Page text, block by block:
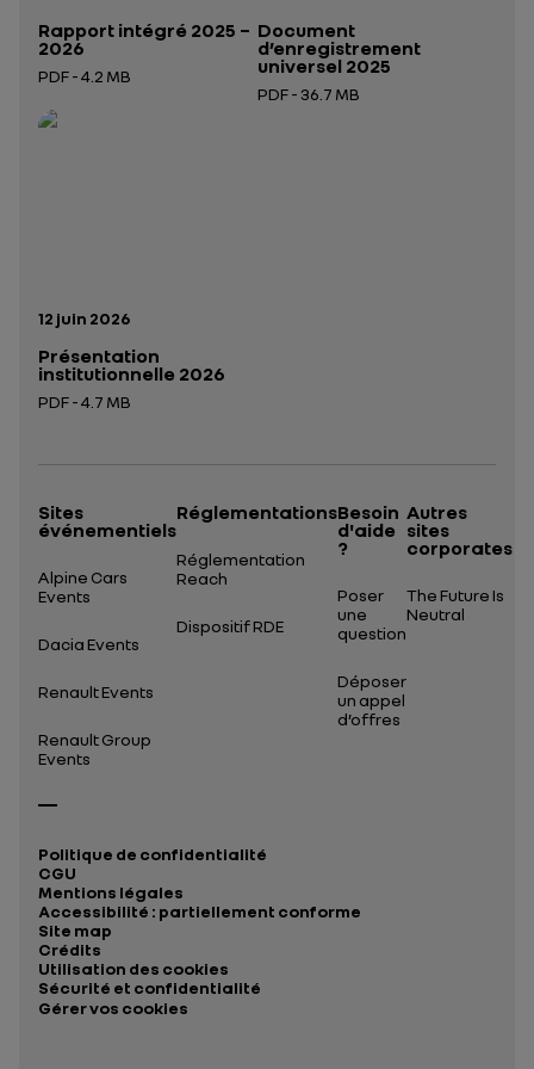
Rapport intégré 2025 –
2026
PDF - 4.2 MB
Ouverture dans un nouvel onglet
Document
d’enregistrement
universel 2025
PDF - 36.7 MB
Date de publication:
12 juin 2026
Présentation
institutionnelle 2026
PDF - 4.7 MB
Sites
événementiels
Alpine Cars
Events
Dacia Events
Renault Events
Renault Group
Events
Réglementations
Réglementation
Reach
Dispositif RDE
Besoin
d'aide
?
Poser
une
question
Déposer
un appel
d’offres
Autres
sites
corporates
The Future Is
Neutral
Politique de confidentialité
CGU
Mentions légales
Accessibilité : partiellement conforme
Site map
Crédits
Utilisation des cookies
Sécurité et confidentialité
Gérer vos cookies